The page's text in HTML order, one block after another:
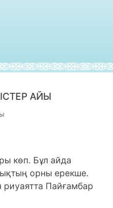
АЙЫ
көп. Бұл айда
орны ерекше.
Пайғамбар